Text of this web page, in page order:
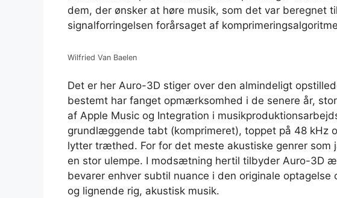
dem, der ønsker at høre musik, som det var beregnet
signalforringelsen forårsaget af
Wilfried Van Baelen
Det er her Auro-3D stiger over den almindeligt
bestemt har fanget opmærksomhed i de senere år,
af Apple Music og Integration i
grundlæggende tabt (komprimeret), toppet på 48 kHz
lytter træthed. For for det meste akustiske genrer som
en stor ulempe. I modsætning hertil tilbyder Auro-3D
bevarer enhver subtil nuance i den originale
og lignende rig, akustisk musik.